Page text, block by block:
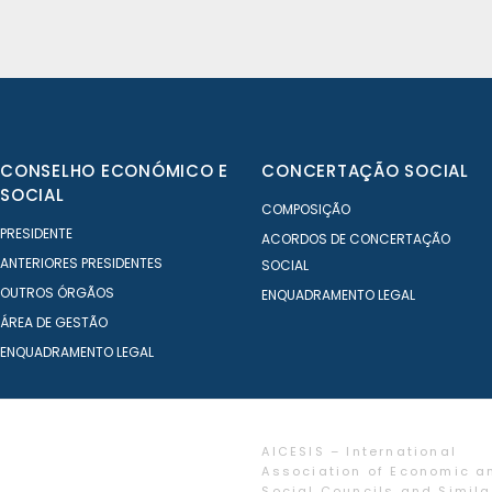
CONSELHO ECONÓMICO E
SOCIAL
PRESIDENTE
ANTERIORES PRESIDENTES
OUTROS ÓRGÃOS
ÁREA DE GESTÃO
ENQUADRAMENTO LEGAL
CONCERTAÇÃO SOCIAL
COMPOSIÇÃO
ACORDOS DE CONCERTAÇÃO
SOCIAL
ENQUADRAMENTO LEGAL
AICESIS – International
Association of Economic